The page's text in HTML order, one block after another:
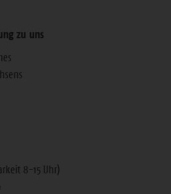
zu uns
8-15 Uhr)